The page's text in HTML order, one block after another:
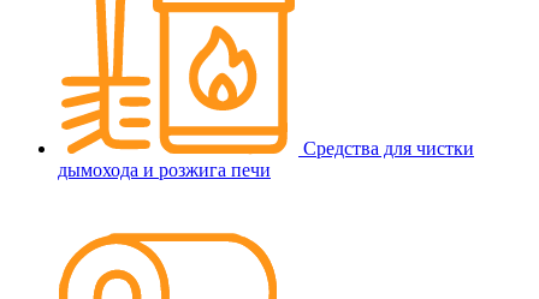
Средства для чистки
дымохода и розжига печи